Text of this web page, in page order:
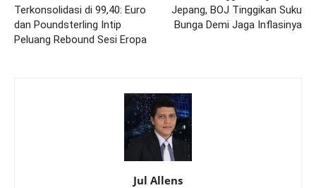
Terkonsolidasi di 99,40: Euro
dan Poundsterling Intip
Peluang Rebound Sesi Eropa
Jepang, BOJ Tinggikan Suku
Bunga Demi Jaga Inflasinya
Jul Allens